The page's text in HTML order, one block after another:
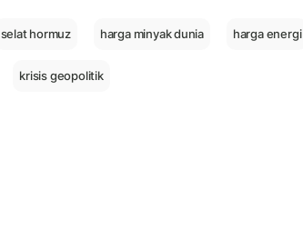
selat hormuz harga minyak dunia harga energi
krisis geopolitik